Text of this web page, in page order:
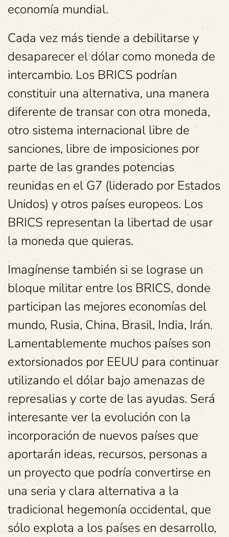
economía mundial.
Cada vez más tiende a debilitarse y
desaparecer el dólar como moneda de
intercambio. Los BRICS podrían
constituir una alternativa, una manera
diferente de transar con otra moneda,
otro sistema internacional libre de
sanciones, libre de imposiciones por
parte de las grandes potencias
reunidas en el G7 (liderado por Estados
Unidos) y otros países europeos. Los
BRICS representan la libertad de usar
la moneda que quieras.
Imagínense también si se lograse un
bloque militar entre los BRICS, donde
participan las mejores economías del
mundo, Rusia, China, Brasil, India, Irán.
Lamentablemente muchos países son
extorsionados por EEUU para continuar
utilizando el dólar bajo amenazas de
represalias y corte de las ayudas. Será
interesante ver la evolución con la
incorporación de nuevos países que
aportarán ideas, recursos, personas a
un proyecto que podría convertirse en
una seria y clara alternativa a la
tradicional hegemonía occidental, que
sólo explota a los países en desarrollo,